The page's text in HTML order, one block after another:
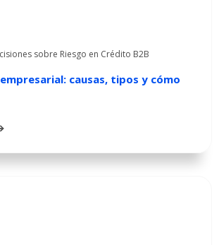
sobre Riesgo en Crédito B2B
causas, tipos y cómo